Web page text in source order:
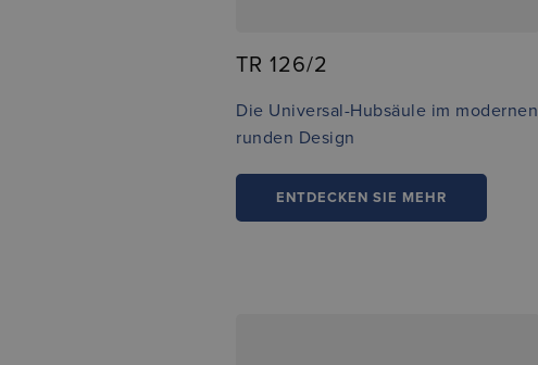
TR 126/2
Die Universal-Hubsäule im modernen
runden Design
ENTDECKEN SIE MEHR